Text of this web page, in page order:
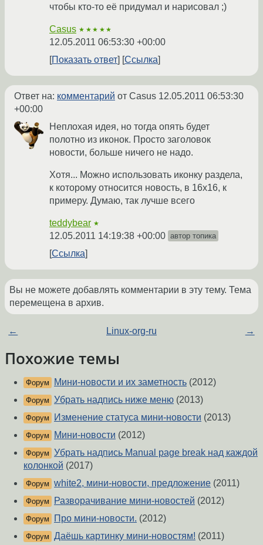
чтобы кто-то её придумал и нарисовал ;)
Casus ★★★★★
12.05.2011 06:53:30 +00:00
Показать ответ
Ссылка
Ответ на: комментарий от Casus 12.05.2011 06:53:30
+00:00
Неплохая идея, но тогда опять будет
полотно из иконок. Просто заголовок
новости, больше ничего не надо.
Хотя... Можно использовать иконку раздела,
к которому относится новость, в 16х16, к
примеру. Думаю, так лучше всего
teddybear ★
12.05.2011 14:19:38 +00:00 автор топика
Ссылка
Вы не можете добавлять комментарии в эту тему. Тема
перемещена в архив.
← Linux-org-ru →
Похожие темы
Форум Мини-новости и их заметность (2012)
Форум Убрать надпись ниже меню (2013)
Форум Изменение статуса мини-новости (2013)
Форум Мини-новости (2012)
Форум Убрать надпись Manual page break над каждой
колонкой (2017)
Форум white2, мини-новости, предложение (2011)
Форум Разворачивание мини-новостей (2012)
Форум Про мини-новости. (2012)
Форум Даёшь картинку мини-новостям! (2011)